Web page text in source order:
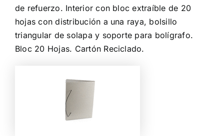
de refuerzo. Interior con bloc extraíble de 20
hojas con distribución a una raya, bolsillo
triangular de solapa y soporte para bolígrafo.
Bloc 20 Hojas. Cartón Reciclado.